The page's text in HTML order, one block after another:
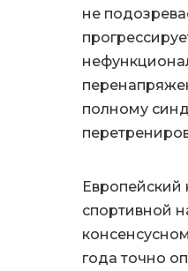
не
полному
спортивной
года точно